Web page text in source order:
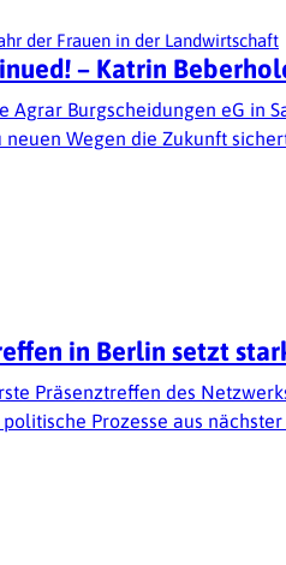
der Frauen in der Landwirtschaft
– Katrin
Agrar Burgscheidungen eG in
Wegen die Zukunft
in Berlin setzt
Präsenztreffen des
Prozesse aus